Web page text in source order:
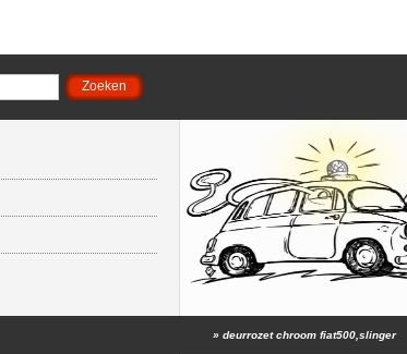
» deurrozet chroom fiat500,slinger